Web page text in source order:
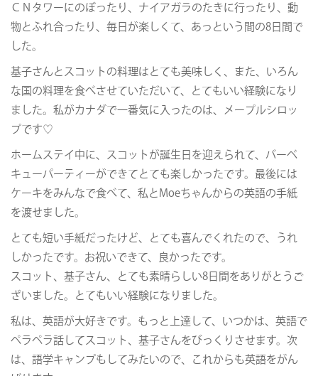
ＣＮタワーにのぼったり、ナイアガラのたきに行ったり、動
物とふれ合ったり、毎日が楽しくて、あっという間の8日間で
した。
基子さんとスコットの料理はとても美味しく、また、いろん
な国の料理を食べさせていただいて、とてもいい経験になり
ました。私がカナダで一番気に入ったのは、メープルシロッ
プです♡
ホームステイ中に、スコットが誕生日を迎えられて、バーベ
キューパーティーができてとても楽しかったです。最後には
ケーキをみんなで食べて、私とMoeちゃんからの英語の手紙
を渡せました。
とても短い手紙だったけど、とても喜んでくれたので、うれ
しかったです。お祝いできて、良かったです。
スコット、基子さん、とても素晴らしい8日間をありがとうご
ざいました。とてもいい経験になりました。
私は、英語が大好きです。もっと上達して、いつかは、英語で
ペラペラ話してスコット、基子さんをびっくりさせます。次
は、語学キャンプもしてみたいので、これからも英語をがん